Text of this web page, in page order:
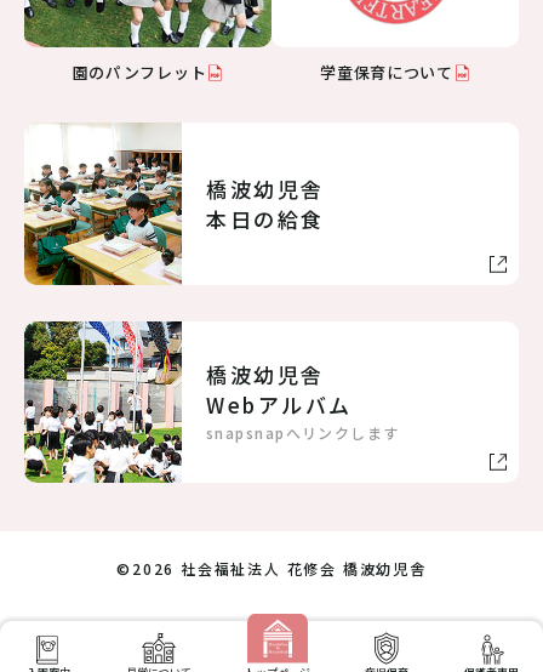
園のパンフレット 学童保育について
橋波幼児舎
本日の給食
橋波幼児舎
Webアルバム
snapsnapへリンクします
© 2026 社会福祉法人 花修会 橋波幼児舎